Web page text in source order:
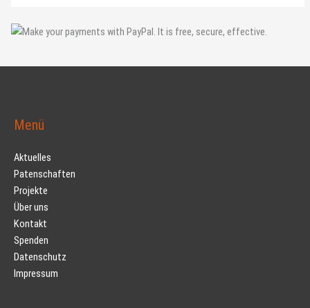
Menü
Aktuelles
Patenschaften
Projekte
Über uns
Kontakt
Spenden
Datenschutz
Impressum